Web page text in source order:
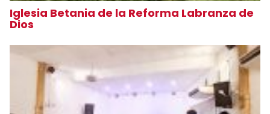
Iglesia Betania de la Reforma Labranza de
Dios